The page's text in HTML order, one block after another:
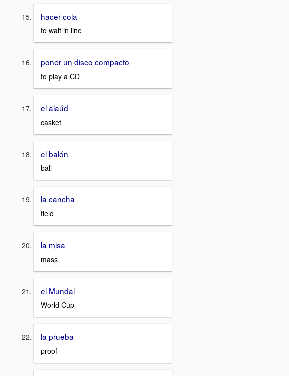
hacer cola
to wait in line
poner un disco compacto
to play a CD
el alaúd
casket
el balón
ball
la cancha
field
la misa
mass
el Mundal
World Cup
la prueba
proof